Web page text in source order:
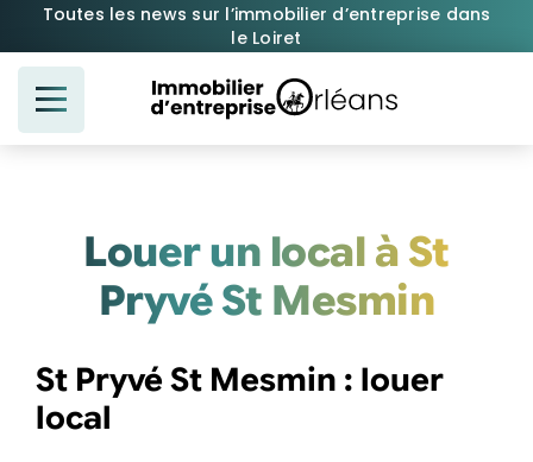
Passer
contenu
Toutes les news sur l’immobilier d’entreprise dans
le Loiret
Louer un local à St
Pryvé St Mesmin
St Pryvé St Mesmin : louer
local